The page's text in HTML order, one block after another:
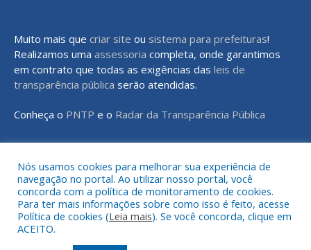
Muito mais que criar site ou sistema para prefeituras!
Realizamos uma assessoria completa, onde garantimos
em contrato que todas as exigências das leis de
transparência pública serão atendidas.
Conheça o PNTP e o Radar da Transparência Pública
Todos os direitos reservados a Prefeitura Municipal de Rondon do
Pará
Mapa do Site
Acessar o Webmail
Nós usamos cookies para melhorar sua experiência de
navegação no portal. Ao utilizar nosso portal, você
concorda com a política de monitoramento de cookies.
Para ter mais informações sobre como isso é feito, acesse
Política de cookies (Leia mais). Se você concorda, clique em
ACEITO.